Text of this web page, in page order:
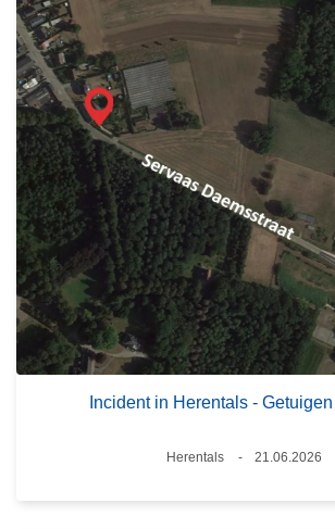
Incident in Herentals -
Plaats
Herentals
21.06.2026